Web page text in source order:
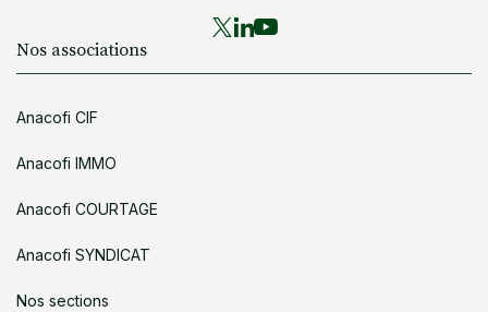
Nos associations
Anacofi CIF
Anacofi IMMO
Anacofi COURTAGE
Anacofi SYNDICAT
Nos sections